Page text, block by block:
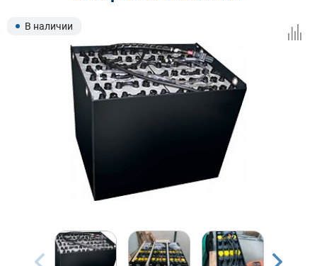
Тип:
Ширина, мм: Высота, мм:
Бренд техники:
Модель:
В наличии